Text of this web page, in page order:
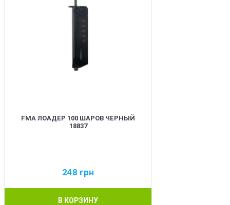
FMA ЛОАДЕР 100 ШАРОВ ЧЕРНЫЙ
18837
248 грн
В КОРЗИНУ